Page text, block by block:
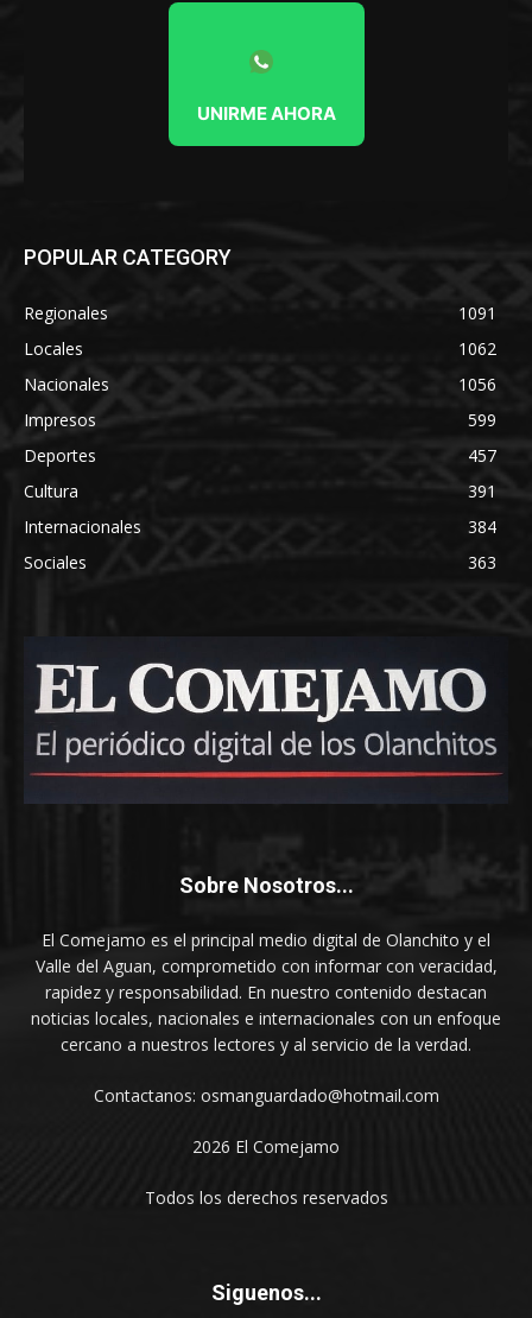
UNIRME AHORA
POPULAR CATEGORY
Regionales
1091
Locales
1062
Nacionales
1056
Impresos
599
Deportes
457
Cultura
391
Internacionales
384
Sociales
363
Sobre Nosotros...
El Comejamo es el principal medio digital de Olanchito y el
Valle del Aguan, comprometido con informar con veracidad,
rapidez y responsabilidad. En nuestro contenido destacan
noticias locales, nacionales e internacionales con un enfoque
cercano a nuestros lectores y al servicio de la verdad.
Contactanos: osmanguardado@hotmail.com
2026 El Comejamo
Todos los derechos reservados
Siguenos...